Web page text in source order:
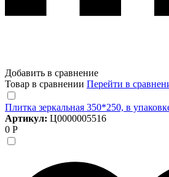
Добавить в сравнение
Товар в сравнении Перейти в
Плитка зеркальная 350*250, в
Артикул: Ц0000005516
0 Р